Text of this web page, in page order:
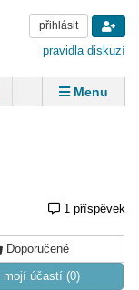
přihlásit
pravidla diskuzí
ZpěváciMenu
1 příspěvek
Doporučené
účastí (0)